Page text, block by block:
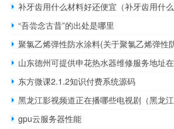
补牙齿用什么材料好还便宜（补牙齿用什么
“吾尝念古昔”的出处是哪里
聚氯乙烯弹性防水涂料(关于聚氯乙烯弹性
山东德州可提供申花热水器维修服务地址
东方微课2.1.2知识付费系统源码
黑龙江影视频道正在播哪些电视剧（黑龙江
gpu云服务器性能